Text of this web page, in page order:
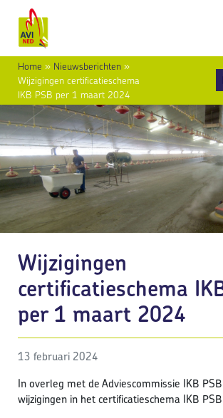
Home » Nieuwsberichten »
Wijzigingen certificatieschema
IKB PSB per 1 maart 2024
Wijzigingen
certificatieschema
per 1 maart 2024
13 februari 2024
In overleg met de Adviescommissie IKB
wijzigingen in het certificatieschema IKB